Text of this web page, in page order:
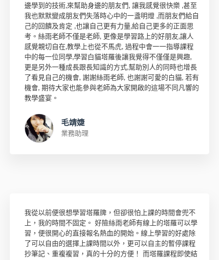
邊學到的技術,來幫助身邊的朋友們, 讓我感覺很快樂 ,甚至
我也默默變成朋友們失落時心中的一盞明燈 ,而朋友們給自
己的回饋及肯定 ,也讓自己更有力量,給自己更多的正面思
考。絲雨老師不僅是老師, 更像是學習路上的好朋友,讓人
感覺親切自在,教學上也從不馬虎, 過程中會一一指導課程
中的每一位同學,學習白貓塔羅後讓我覺得不僅僅是興趣,
更是另外一種成長跟長知識的方式,幫助別人的同時也增長
了看見自己的機會, 謝謝絲雨老師, 也謝謝可愛的白貓, 若有
機會, 期待大家也能參與老師為大家開啟的這場不同凡響的
教學盛宴。
毛靖婕
業務助理
我從以前便很想學習塔羅牌，但卻很怕上課的時間會兜不
上，我的時間不固定。 好險絲雨老師有線上的塔羅可以學
習，便很開心的直接報名熱血的開始。線上學習的好處除
了可以自由的選擇上課時間以外，更可以自主的暫停課程
抄筆記、重複複習，真的十分的方便！ 而塔羅課程即使結